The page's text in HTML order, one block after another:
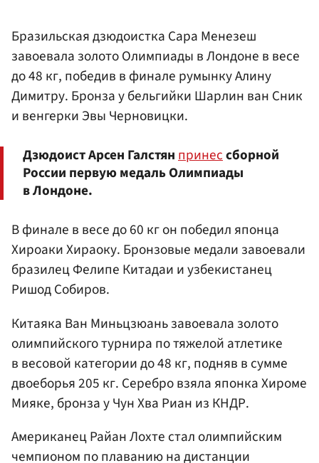
Бразильская дзюдоистка Сара Менезеш
завоевала золото Олимпиады в Лондоне в весе
до 48 кг, победив в финале румынку Алину
Димитру. Бронза у бельгийки Шарлин ван Сник
и венгерки Эвы Черновицки.
Дзюдоист Арсен Галстянпринессборной
России первую медаль Олимпиады
в Лондоне.
В финале в весе до 60 кг он победил японца
Хироаки Хираоку. Бронзовые медали завоевали
бразилец Фелипе Китадаи и узбекистанец
Ришод Собиров.
Китаяка Ван Миньцзюань завоевала золото
олимпийского турнира по тяжелой атлетике
в весовой категории до 48 кг, подняв в сумме
двоеборья 205 кг. Серебро взяла японка Хироме
Мияке, бронза у Чун Хва Риан из КНДР.
Американец Райан Лохте стал олимпийским
чемпионом по плаванию на дистанции